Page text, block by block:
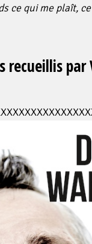
ce qui me plaît,
par